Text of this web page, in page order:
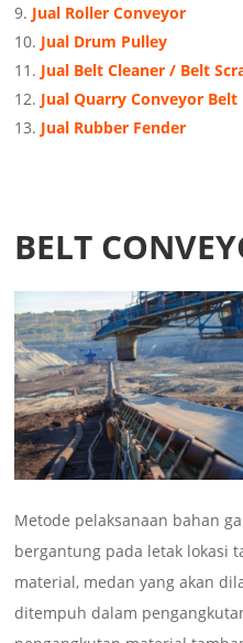
Jual Roller Conveyor
Jual Drum Pulley
Jual Belt Cleaner / Belt
Jual Quarry Conveyor Belt
Jual Rubber Fender
BELT
Metode pelaksanaan bahan
bergantung pada letak lokasi
material, medan yang akan
ditempuh dalam